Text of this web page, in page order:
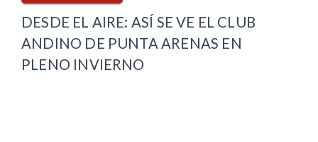
DESDE EL AIRE: ASÍ SE VE EL CLUB
ANDINO DE PUNTA ARENAS EN
PLENO INVIERNO